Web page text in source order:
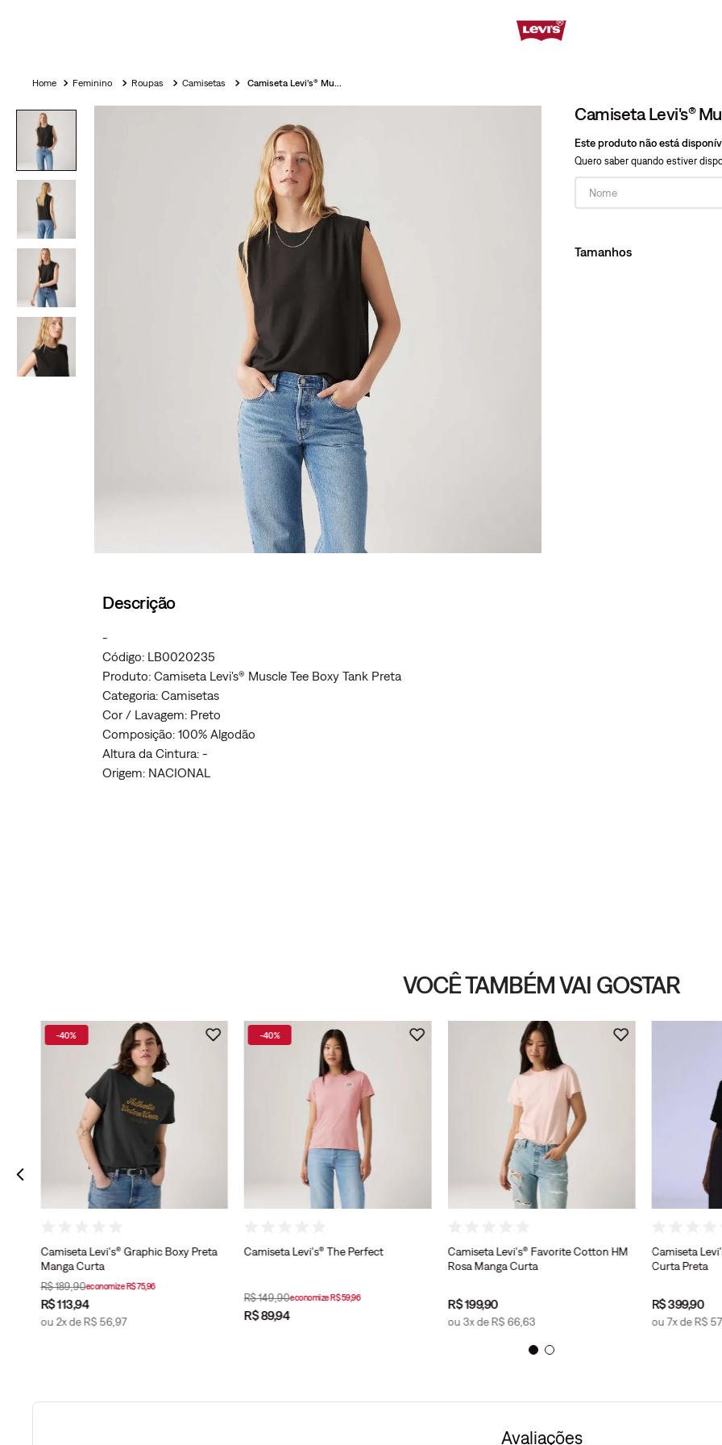
Feminino Roupas Camisetas Camiseta Levi's® Muscle Tee Boxy Tank Preta
Camiseta Levi's®
Este produto não está
Quero saber quando estiver
Tamanhos
Descrição
-
Código: LB0020235
Produto: Camiseta Levi's® Muscle Tee Boxy Tank Preta
Categoria: Camisetas
Cor / Lavagem: Preto
Composição: 100% Algodão
Altura da Cintura: -
Origem: NACIONAL
VOCÊ TAMBÉM VAI GOSTAR
-40%
Camiseta Levi's® Graphic Boxy Preta
Manga Curta
R$ 189,90economizeR$75,96
R$113,94
ou 2x deR$ 56,97
-40%
Camiseta Levi's® The Perfect
R$ 149,90economizeR$59,96
R$89,94
Camiseta Levi's® Favorite Cotton HM
Rosa Manga Curta
R$199,90
ou 3x deR$ 66,63
Camiseta
Curta Preta
R$399,90
ou7x deR$ 57
Avaliações